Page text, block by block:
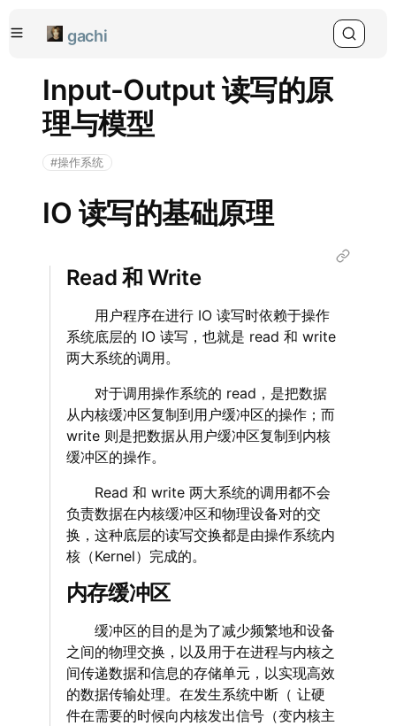
gachi
Input-Output 读写的原
理与模型
#操作系统
IO 读写的基础原理
Read 和 Write
‌‌‌‌ 用户程序在进行 IO 读写时依赖于操作
系统底层的 IO 读写，也就是 read 和 write
两大系统的调用。
‌‌‌‌ 对于调用操作系统的 read，是把数据
从内核缓冲区复制到用户缓冲区的操作；而
write 则是把数据从用户缓冲区复制到内核
缓冲区的操作。
‌‌‌‌ Read 和 write 两大系统的调用都不会
负责数据在内核缓冲区和物理设备对的交
换，这种底层的读写交换都是由操作系统内
核（Kernel）完成的。
内存缓冲区
‌‌‌‌ 缓冲区的目的是为了减少频繁地和设备
之间的物理交换，以及用于在进程与内核之
间传递数据和信息的存储单元，以实现高效
的数据传输处理。在发生系统中断（ 让硬
件在需要的时候向内核发出信号（变内核主